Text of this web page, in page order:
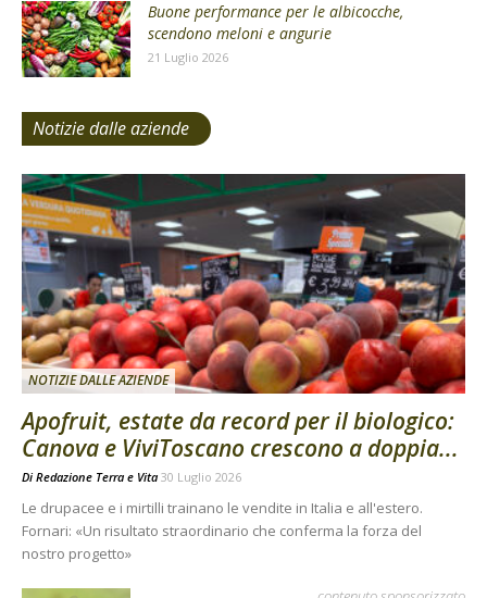
Buone performance per le albicocche,
scendono meloni e angurie
21 Luglio 2026
Notizie dalle aziende
NOTIZIE DALLE AZIENDE
Apofruit, estate da record per il biologico:
Canova e ViviToscano crescono a doppia...
Di Redazione Terra e Vita 30 Luglio 2026
Le drupacee e i mirtilli trainano le vendite in Italia e all'estero.
Fornari: «Un risultato straordinario che conferma la forza del
nostro progetto»